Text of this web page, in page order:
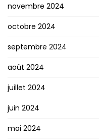
novembre 2024
octobre 2024
septembre 2024
août 2024
juillet 2024
juin 2024
mai 2024